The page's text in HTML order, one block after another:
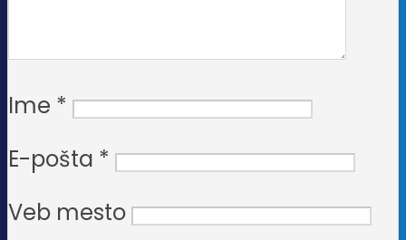
Ime *
E-pošta *
Veb mesto